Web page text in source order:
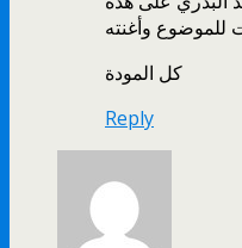
للموضوع وأغنته
كل المودة
Reply